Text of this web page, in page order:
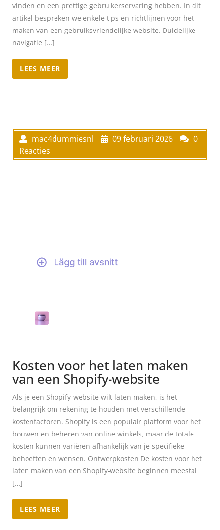
vinden en een prettige gebruikerservaring hebben. In dit
artikel bespreken we enkele tips en richtlijnen voor het
maken van een gebruiksvriendelijke website. Duidelijke
navigatie […]
LEES MEER
mac4dummiesnl 09 februari 2026
0
Reacties
Kosten voor het laten maken
van een Shopify-website
Als je een Shopify-website wilt laten maken, is het
belangrijk om rekening te houden met verschillende
kostenfactoren. Shopify is een populair platform voor het
bouwen en beheren van online winkels, maar de totale
kosten kunnen variëren afhankelijk van je specifieke
behoeften en wensen. Ontwerpkosten De kosten voor het
laten maken van een Shopify-website beginnen meestal
[…]
LEES MEER